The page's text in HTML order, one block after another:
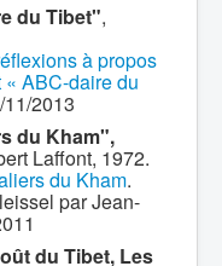
du Tibet",
à propos
ABC-daire du
2013
du Kham",
Laffont, 1972.
du Kham.
par Jean-
du Tibet, Les